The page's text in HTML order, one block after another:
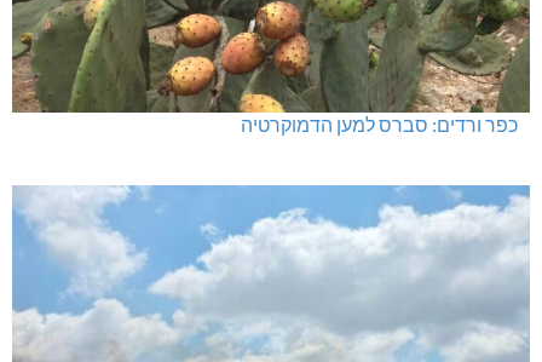
כפר ורדים: סברס למען הדמוקרטיה